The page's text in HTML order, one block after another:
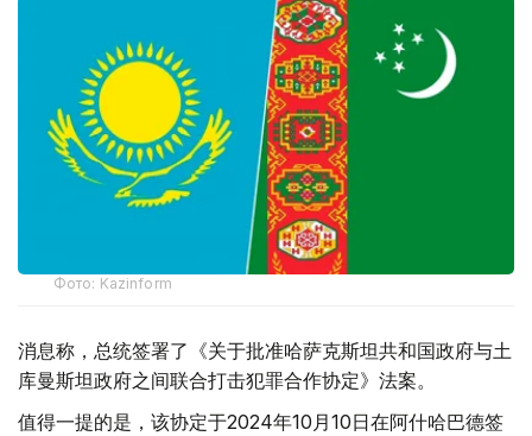
Фото: Kazinform
消息称，总统签署了《关于批准哈萨克斯坦共和国政府与土
库曼斯坦政府之间联合打击犯罪合作协定》法案。
值得一提的是，该协定于2024年10月10日在阿什哈巴德签